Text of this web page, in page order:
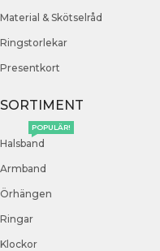
Material & Skötselråd
Ringstorlekar
Presentkort
SORTIMENT
Halsband
POPULÄR!
Armband
Örhängen
Ringar
Klockor